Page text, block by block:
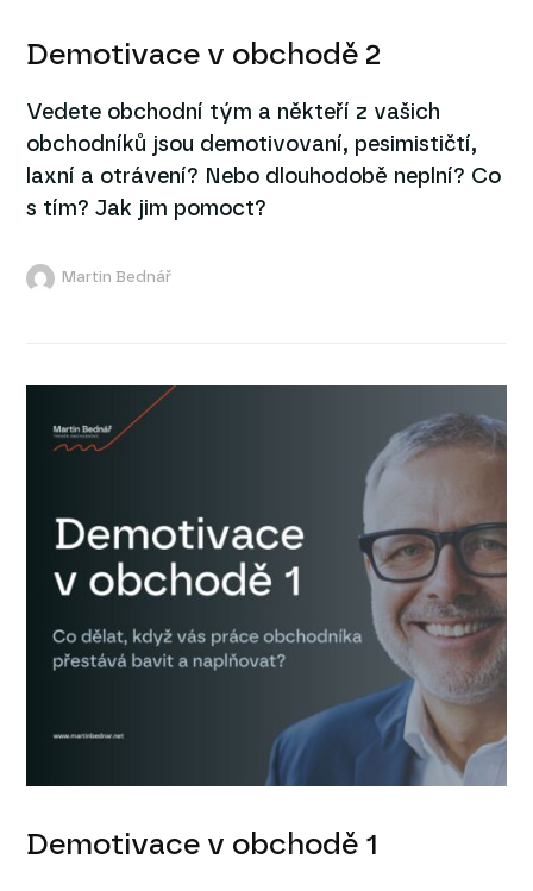
Demotivace v obchodě 2
Vedete obchodní tým a někteří z vašich
obchodníků jsou demotivovaní, pesimističtí,
laxní a otrávení? Nebo dlouhodobě neplní? Co
s tím? Jak jim pomoct?
Martin Bednář
Demotivace v obchodě 1